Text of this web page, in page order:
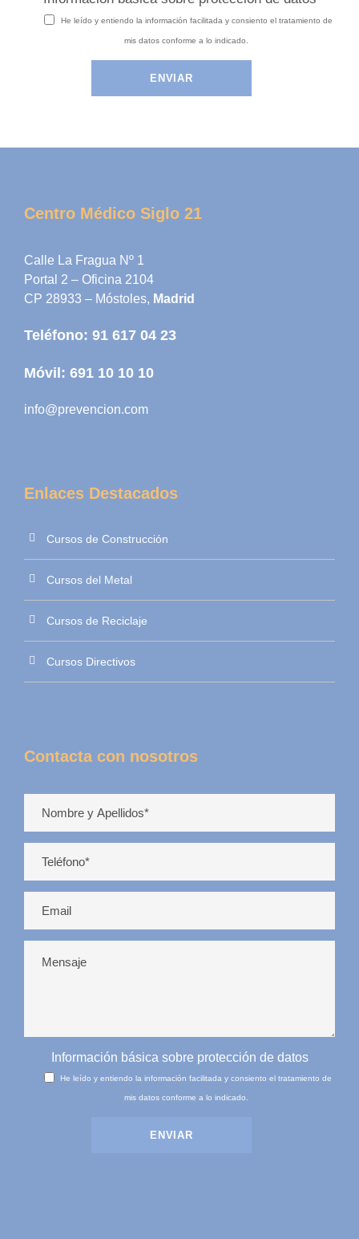
He leído y entiendo la información facilitada y consiento el tratamiento de
mis datos conforme a lo indicado.
Centro Médico Siglo 21
Calle La Fragua Nº 1
Portal 2 – Oficina 2104
CP 28933 – Móstoles, Madrid
Teléfono: 91 617 04 23
Móvil: 691 10 10 10
info@prevencion.com
Enlaces Destacados
Cursos de Construcción
Cursos del Metal
Cursos de Reciclaje
Cursos Directivos
Contacta con nosotros
Información básica sobre protección de datos
He leído y entiendo la información facilitada y consiento el tratamiento de
mis datos conforme a lo indicado.